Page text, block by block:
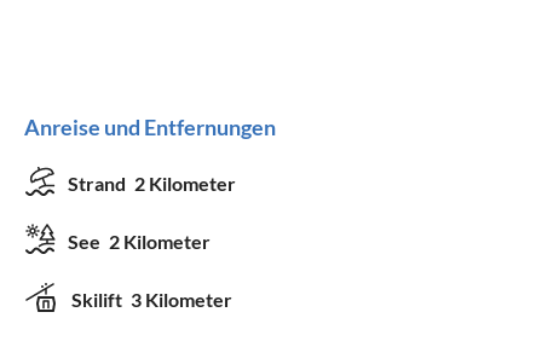
Anreise und Entfernungen
Strand 2 Kilometer
See 2 Kilometer
Skilift 3 Kilometer